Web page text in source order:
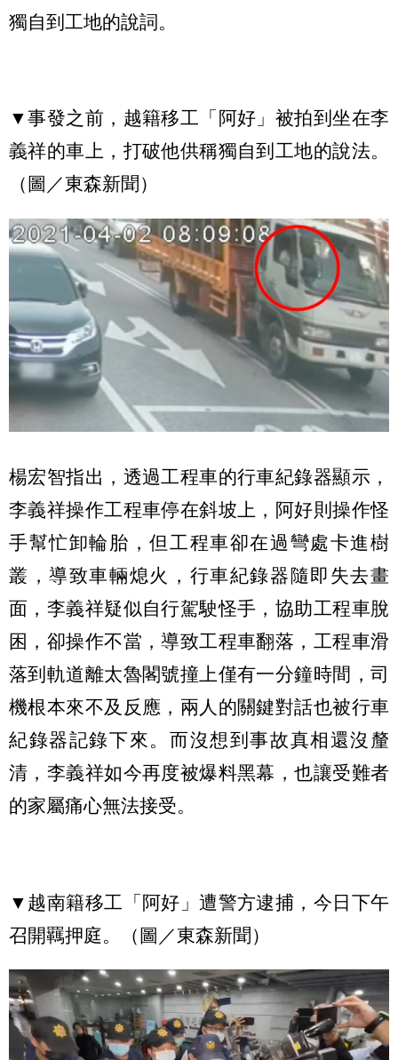
獨自到工地的說詞。
▼事發之前，越籍移工「阿好」被拍到坐在李
義祥的車上，打破他供稱獨自到工地的說法。
（圖／東森新聞）
楊宏智指出，透過工程車的行車紀錄器顯示，
李義祥操作工程車停在斜坡上，阿好則操作怪
手幫忙卸輪胎，但工程車卻在過彎處卡進樹
叢，導致車輛熄火，行車紀錄器隨即失去畫
面，李義祥疑似自行駕駛怪手，協助工程車脫
困，卻操作不當，導致工程車翻落，工程車滑
落到軌道離太魯閣號撞上僅有一分鐘時間，司
機根本來不及反應，兩人的關鍵對話也被行車
紀錄器記錄下來。而沒想到事故真相還沒釐
清，李義祥如今再度被爆料黑幕，也讓受難者
的家屬痛心無法接受。
▼越南籍移工「阿好」遭警方逮捕，今日下午
召開羈押庭。（圖／東森新聞）